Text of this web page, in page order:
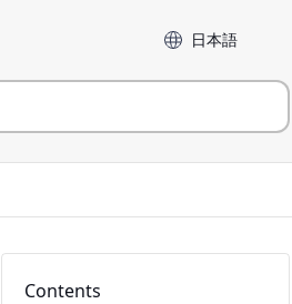
言語
Contents